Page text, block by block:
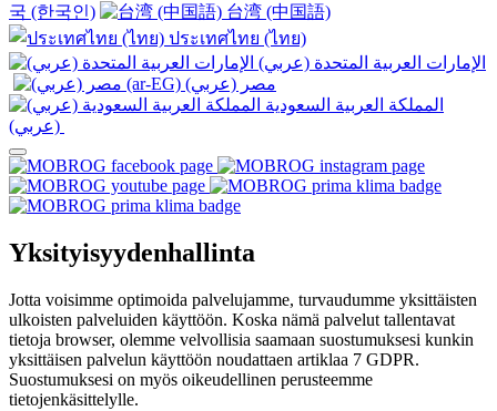
국 (한국인)
台湾 (中国語)
ประเทศไทย (ไทย)
Yksityisyydenhallinta
Jotta voisimme optimoida palvelujamme, turvaudumme yksittäisten
ulkoisten palveluiden käyttöön. Koska nämä palvelut tallentavat
tietoja browser, olemme velvollisia saamaan suostumuksesi kunkin
yksittäisen palvelun käyttöön noudattaen artiklaa 7 GDPR.
Suostumuksesi on myös oikeudellinen perusteemme
tietojenkäsittelylle.